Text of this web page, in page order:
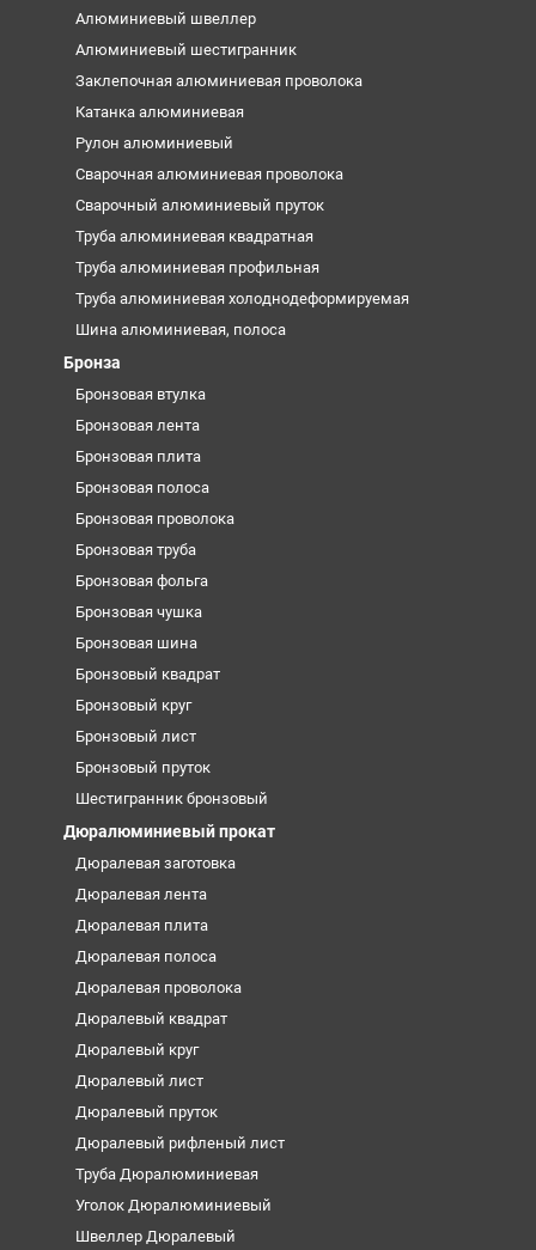
Алюминиевый швеллер
Алюминиевый шестигранник
Заклепочная алюминиевая проволока
Катанка алюминиевая
Рулон алюминиевый
Сварочная алюминиевая проволока
Сварочный алюминиевый пруток
Труба алюминиевая квадратная
Труба алюминиевая профильная
Труба алюминиевая холоднодеформируемая
Шина алюминиевая, полоса
Бронза
Бронзовая втулка
Бронзовая лента
Бронзовая плита
Бронзовая полоса
Бронзовая проволока
Бронзовая труба
Бронзовая фольга
Бронзовая чушка
Бронзовая шина
Бронзовый квадрат
Бронзовый круг
Бронзовый лист
Бронзовый пруток
Шестигранник бронзовый
Дюралюминиевый прокат
Дюралевая заготовка
Дюралевая лента
Дюралевая плита
Дюралевая полоса
Дюралевая проволока
Дюралевый квадрат
Дюралевый круг
Дюралевый лист
Дюралевый пруток
Дюралевый рифленый лист
Труба Дюралюминиевая
Уголок Дюралюминиевый
Швеллер Дюралевый